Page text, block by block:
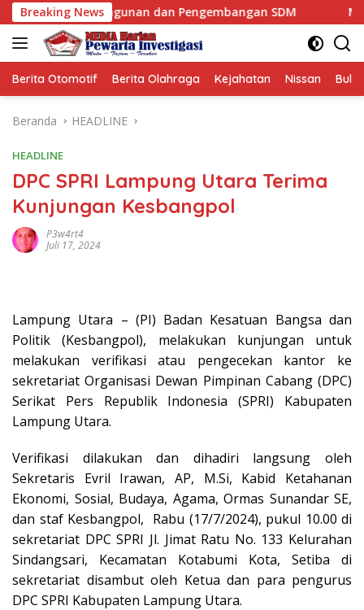
Langsung
ke
konten
Breaking Newsdan Pengembangan SDM Mafia Busuk
Berita Otomotif Berita Olahraga Kejahatan Nissan
Beranda HEADLINE
HEADLINE
DPC SPRI Lampung Utara Terima
Kunjungan Kesbangpol
P3w4rt4
Juli 17, 2024
Lampung Utara – (PI) Badan Kesatuan Bangsa dan
Politik (Kesbangpol), melakukan kunjungan untuk
melakukan verifikasi atau pengecekan kantor ke
sekretariat Organisasi Dewan Pimpinan Cabang (DPC)
Serikat Pers Republik Indonesia (SPRI) Kabupaten
Lampung Utara.
Verifikasi dilakukan dan dihadiri langsung oleh
Sekretaris Evril Irawan, AP, M.Si, Kabid Ketahanan
Ekonomi, Sosial, Budaya, Agama, Ormas Sunandar SE,
dan staf Kesbangpol, Rabu (17/7/2024), pukul 10.00 di
sekretariat DPC SPRI Jl. Jimat Ratu No. 133 Kelurahan
Sindangsari, Kecamatan Kotabumi Kota, Setiba di
sekretariat disambut oleh Ketua dan para pengurus
DPC SPRI Kabupaten Lampung Utara.